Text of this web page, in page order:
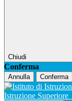
Chiudi
Conferma
Annulla Conferma
Istruzione Superiore